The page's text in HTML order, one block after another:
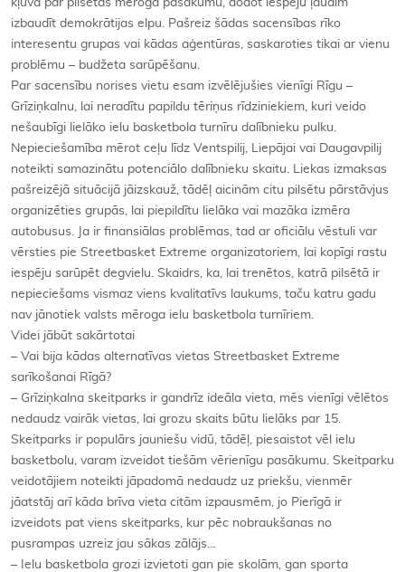
kļuva par pilsētas mēroga pasākumu, dodot iespēju ļaudīm
izbaudīt demokrātijas elpu. Pašreiz šādas sacensības rīko
interesentu grupas vai kādas aģentūras, saskaroties tikai ar vienu
problēmu – budžeta sarūpēšanu.
Par sacensību norises vietu esam izvēlējušies vienīgi Rīgu –
Grīziņkalnu, lai neradītu papildu tēriņus rīdziniekiem, kuri veido
nešaubīgi lielāko ielu basketbola turnīru dalībnieku pulku.
Nepieciešamība mērot ceļu līdz Ventspilij, Liepājai vai Daugavpilij
noteikti samazinātu potenciālo dalībnieku skaitu. Liekas izmaksas
pašreizējā situācijā jāizskauž, tādēļ aicinām citu pilsētu pārstāvjus
organizēties grupās, lai piepildītu lielāka vai mazāka izmēra
autobusus. Ja ir finansiālas problēmas, tad ar oficiālu vēstuli var
vērsties pie Streetbasket Extreme organizatoriem, lai kopīgi rastu
iespēju sarūpēt degvielu. Skaidrs, ka, lai trenētos, katrā pilsētā ir
nepieciešams vismaz viens kvalitatīvs laukums, taču katru gadu
nav jānotiek valsts mēroga ielu basketbola turnīriem.
Videi jābūt sakārtotai
– Vai bija kādas alternatīvas vietas Streetbasket Extreme
sarīkošanai Rīgā?
– Grīziņkalna skeitparks ir gandrīz ideāla vieta, mēs vienīgi vēlētos
nedaudz vairāk vietas, lai grozu skaits būtu lielāks par 15.
Skeitparks ir populārs jauniešu vidū, tādēļ, piesaistot vēl ielu
basketbolu, varam izveidot tiešām vērienīgu pasākumu. Skeitparku
veidotājiem noteikti jāpadomā nedaudz uz priekšu, vienmēr
jāatstāj arī kāda brīva vieta citām izpausmēm, jo Pierīgā ir
izveidots pat viens skeitparks, kur pēc nobraukšanas no
pusrampas uzreiz jau sākas zālājs…
– Ielu basketbola grozi izvietoti gan pie skolām, gan sporta